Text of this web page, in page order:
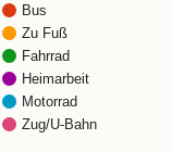
Bus
Zu Fuß
Fahrrad
Heimarbeit
Motorrad
Zug/U-Bahn